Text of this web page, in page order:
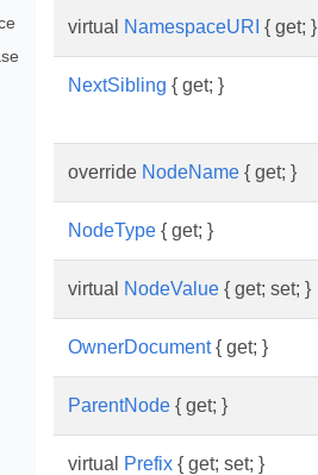
virtual NamespaceURI { get; }
NextSibling { get; }
override NodeName { get; }
NodeType { get; }
virtual NodeValue { get; set; }
OwnerDocument{ get; }
ParentNode { get; }
virtual Prefix { get; set; }